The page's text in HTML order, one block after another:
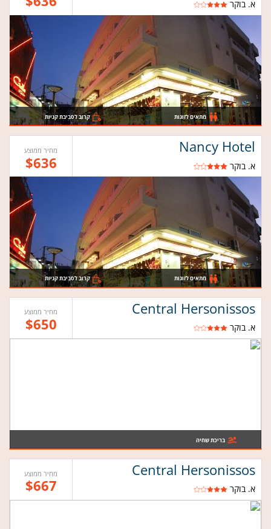
א. בוקר
מתאים לזוגות קרוב לסביבת קניות
Nancy Hotel
א. בוקר
מחיר ממוצע
$636
מתאים לזוגות קרוב לסביבת קניות
Central Hersonissos
א. בוקר
מחיר ממוצע
$650
בריכת שחיה
Central Hersonissos
א. בוקר
מחיר ממוצע
$667